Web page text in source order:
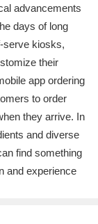
advancements
days of long
serve kiosks,
their
app ordering
to order
they arrive. In
and diverse
find something
and experience